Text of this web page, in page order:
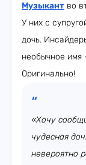
Музыкант во
У них с
дочь.
необычное имя
Оригинально!
«Хочу
чудесная
невероятно